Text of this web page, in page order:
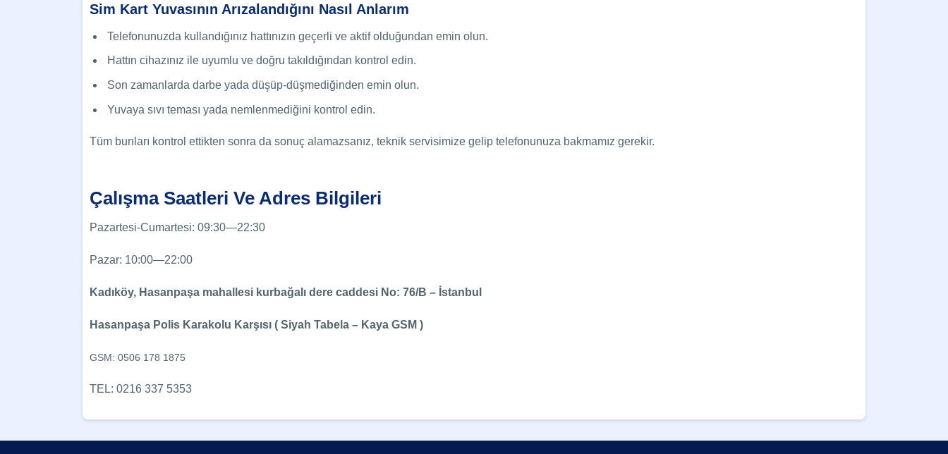
Sim Kart Yuvasının Arızalandığını Nasıl Anlarım
Telefonunuzda kullandığınız hattınızın geçerli ve aktif olduğundan emin olun.
Hattın cihazınız ile uyumlu ve doğru takıldığından kontrol edin.
Son zamanlarda darbe yada düşüp-düşmediğinden emin olun.
Yuvaya sıvı teması yada nemlenmediğini kontrol edin.
Tüm bunları kontrol ettikten sonra da sonuç alamazsanız, teknik servisimize gelip telefonunuza bakmamız gerekir.
Çalışma Saatleri Ve Adres Bilgileri
Pazartesi-Cumartesi: 09:30—22:30
Pazar: 10:00—22:00
Kadıköy, Hasanpaşa mahallesi kurbağalı dere caddesi No: 76/B – İstanbul
Hasanpaşa Polis Karakolu Karşısı ( Siyah Tabela – Kaya GSM )
GSM: 0506 178 1875
TEL: 0216 337 5353